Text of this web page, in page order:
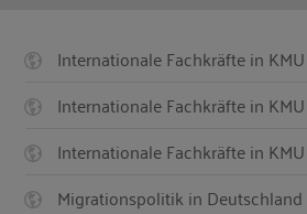
Internationale Fachkräfte in
Internationale Fachkräfte in
Internationale Fachkräfte in
Migrationspolitik in